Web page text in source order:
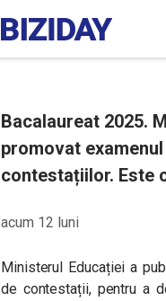
Bacalaureat 2025.
promovat
contestațiilor. Este
acum 12 luni
Ministerul Educației a
de contestații, pentru a